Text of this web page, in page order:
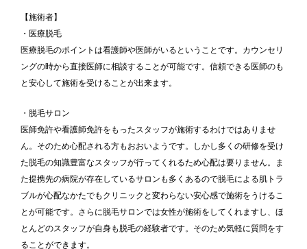
【施術者】
・医療脱毛
医療脱毛のポイントは看護師や医師がいるということです。カウンセリ
ングの時から直接医師に相談することが可能です。信頼できる医師のも
と安心して施術を受けることが出来ます。
・脱毛サロン
医師免許や看護師免許をもったスタッフが施術するわけではありませ
ん。そのため心配される方もおおいようです。しかし多くの研修を受け
た脱毛の知識豊富なスタッフが行ってくれるため心配は要りません。ま
た提携先の病院が存在しているサロンも多くあるので脱毛による肌トラ
ブルが心配なかたでもクリニックと変わらない安心感で施術をうけるこ
とが可能です。さらに脱毛サロンでは女性が施術をしてくれますし、ほ
とんどのスタッフが自身も脱毛の経験者です。そのため気軽に質問をす
ることができます。